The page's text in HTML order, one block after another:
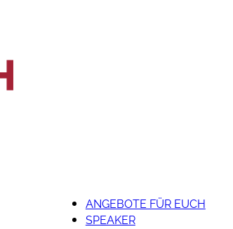
ANGEBOTE FÜR EUCH
SPEAKER